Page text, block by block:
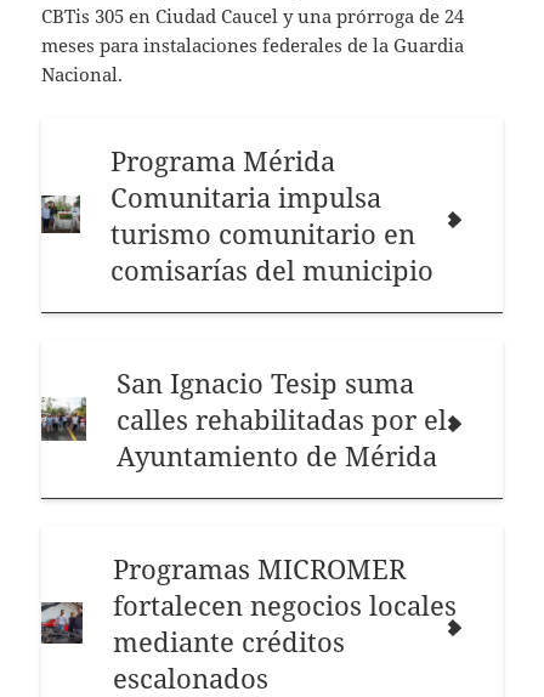
CBTis 305 en Ciudad Caucel y una prórroga de 24
meses para instalaciones federales de la Guardia
Nacional.
Programa Mérida
Comunitaria impulsa
turismo comunitario en
comisarías del municipio
San Ignacio Tesip suma
calles rehabilitadas por el
Ayuntamiento de Mérida
Programas MICROMER
fortalecen negocios locales
mediante créditos
escalonados